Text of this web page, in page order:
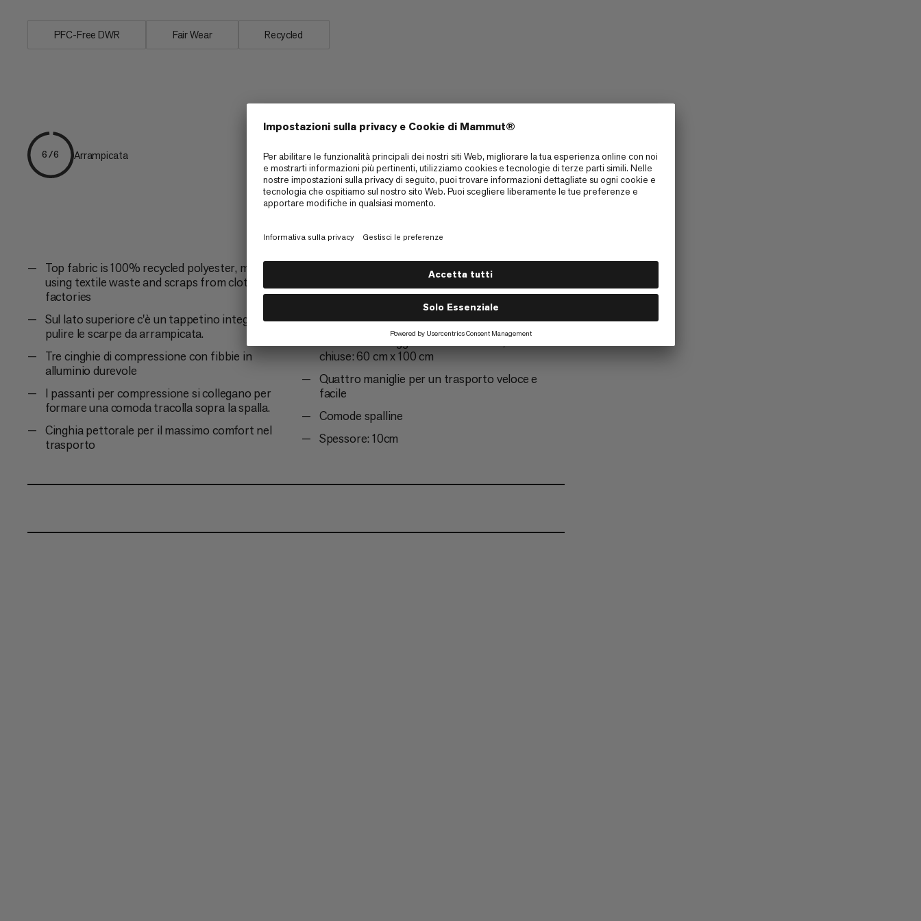
PFC-Free DWR Fair Wear Recycled
6/6 Arrampicata
Top fabric is 100% recycled polyester, made
using textile waste and scraps from clothing
factories
Sul lato superiore c'è un tappetino integrato per
pulire le scarpe da arrampicata.
Tre cinghie di compressione con fibbie in
alluminio durevole
I passanti per compressione si collegano per
formare una comoda tracolla sopra la spalla.
Cinghia pettorale per il massimo comfort nel
trasporto
Angoli leggermente arrotondati per una
Passanti in webbing per un sistema di trasporto
multi-pad
Zona di atterraggio: 120 cm x 100 cm, dimensioni
chiuse: 60 cm x 100 cm
Quattro maniglie per un trasporto veloce e
facile
Comode spalline
Spessore: 10cm